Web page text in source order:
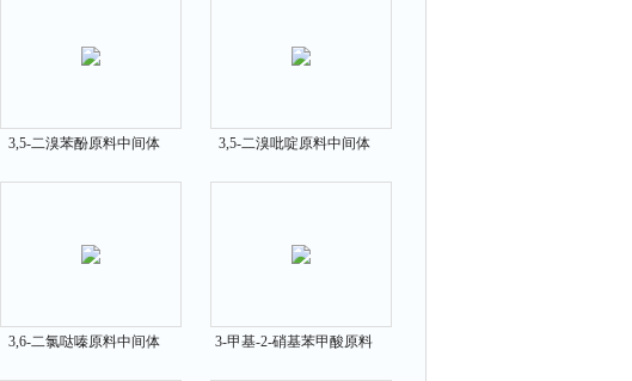
3,5-二溴苯酚原料中间体
3,5-二溴吡啶原料中间体
3,6-二氯哒嗪原料中间体
3-甲基-2-硝基苯甲酸原料